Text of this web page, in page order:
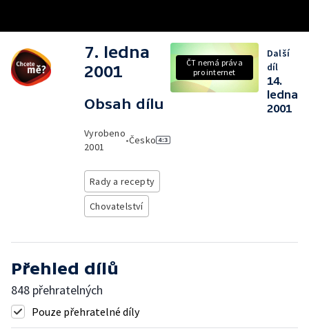
7. ledna
2001
Obsah dílu
Vyrobeno
2001
•Česko
Rady a recepty
Chovatelství
ČT nemá práva
pro internet
Další
díl
14.
ledna
2001
Přehled dílů
848 přehratelných
Pouze přehratelné díly